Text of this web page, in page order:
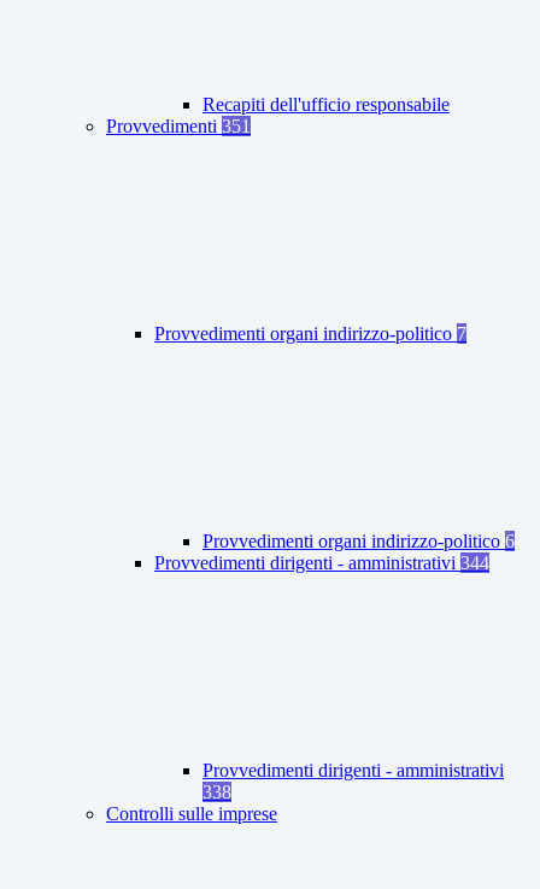
Recapiti dell'ufficio responsabile
Provvedimenti 351
Provvedimenti organi indirizzo-politico 7
Provvedimenti organi indirizzo-politico 6
Provvedimenti dirigenti - amministrativi 344
Provvedimenti dirigenti - amministrativi
338
Controlli sulle imprese